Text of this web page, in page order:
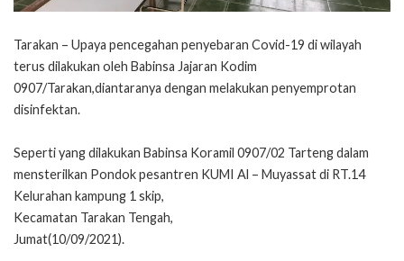
Tarakan – Upaya pencegahan penyebaran Covid-19 di wilayah
terus dilakukan oleh Babinsa Jajaran Kodim
0907/Tarakan,diantaranya dengan melakukan penyemprotan
disinfektan.
Seperti yang dilakukan Babinsa Koramil 0907/02 Tarteng dalam
mensterilkan Pondok pesantren KUMI Al – Muyassat di RT.14
Kelurahan kampung 1 skip,
Kecamatan Tarakan Tengah,
Jumat(10/09/2021).